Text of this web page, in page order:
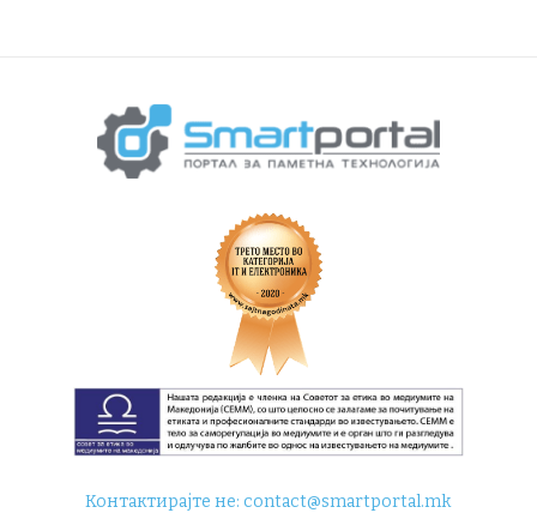
Контактирајте не:contact@smartportal.mk